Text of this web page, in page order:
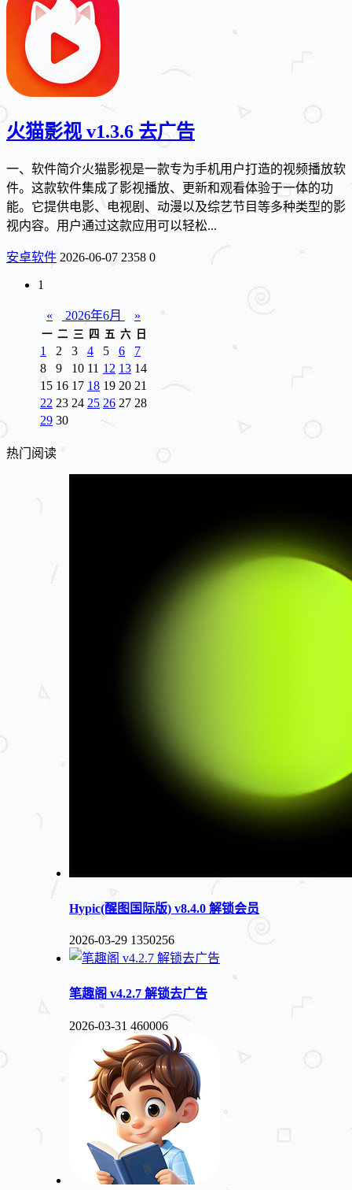
火猫影视 v1.3.6 去广告
一、软件简介火猫影视是一款专为手机用户打造的视频播放软
件。这款软件集成了影视播放、更新和观看体验于一体的功
能。它提供电影、电视剧、动漫以及综艺节目等多种类型的影
视内容。用户通过这款应用可以轻松...
安卓软件 2026-06-07 2358 0
1
« 2026年6月 »
一 二 三 四 五 六 日
1 2 3 4 5 6
7
8
9 10 11 12 13 14
15 16 17 18 19 20 21
22 23 24 25 26 27 28
29 30
热门阅读
Hypic(醒图国际版) v8.4.0 解锁会员
2026-03-29 1350256
笔趣阁 v4.2.7 解锁去广告
2026-03-31 460006